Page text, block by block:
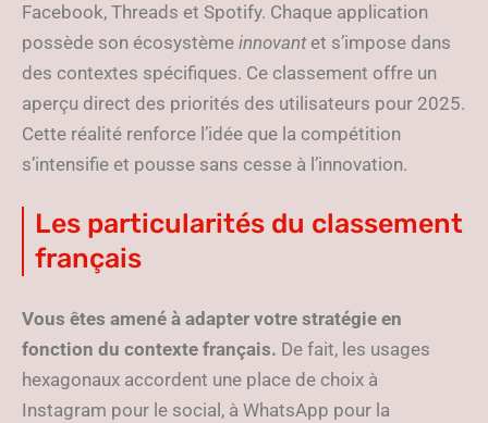
Facebook, Threads et Spotify. Chaque application
possède son écosystème innovantet s’impose dans
des contextes spécifiques. Ce classement offre un
aperçu direct des priorités des utilisateurs pour 2025.
Cette réalité renforce l’idée que la compétition
s’intensifie et pousse sans cesse à l’innovation.
Les particularités du classement
français
Vous êtes amené à adapter votre stratégie en
fonction du contexte français. De fait, les usages
hexagonaux accordent une place de choix à
Instagram pour le social, à WhatsApp pour la